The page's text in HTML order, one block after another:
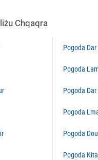
Chqaqra
Pogoda
Pogoda
Pogoda
Pogoda
Pogoda
Pogoda